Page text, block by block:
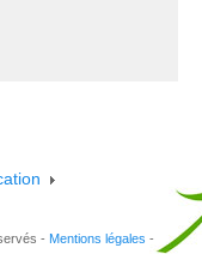
- Mentions légales -